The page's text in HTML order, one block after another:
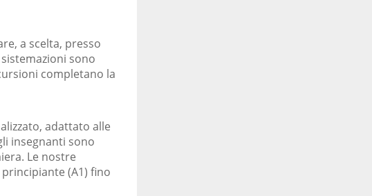
a scelta, presso
sono
completano la
adattato alle
insegnanti sono
Le nostre
(A1) fino